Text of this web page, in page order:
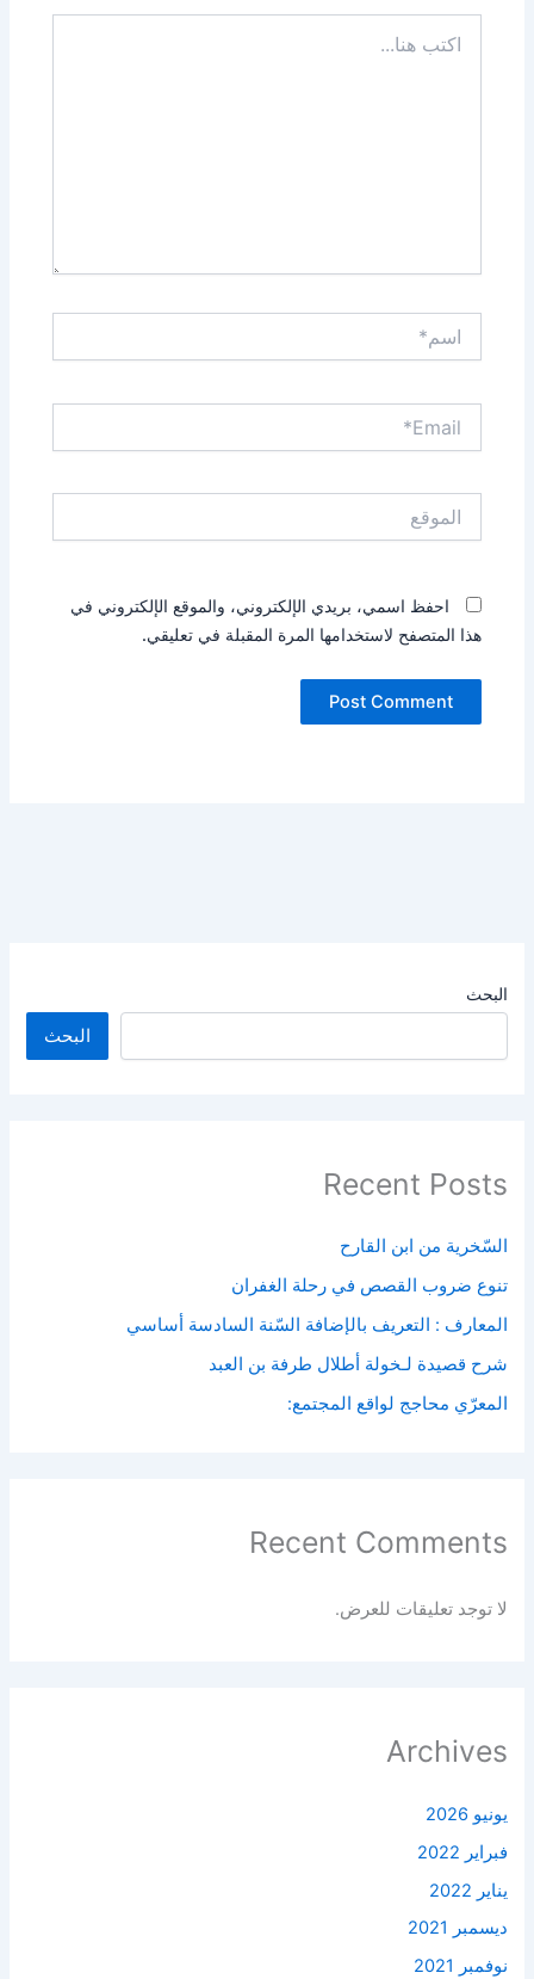
البحث
البحث
Recent Posts
السّخرية من ابن القارح
تنوع ضروب القصص في رحلة الغفران
المعارف : التعريف بالإضافة السّنة السادسة أساسي
شرح قصيدة لـخولة أطلال طرفة بن العبد
المعرّي محاجج لواقع المجتمع:
Recent Comments
لا توجد تعليقات للعرض.
Archives
يونيو 2026
فبراير 2022
يناير 2022
ديسمبر 2021
نوفمبر 2021
هنا...
احفظ اسمي، بريدي الإلكتروني، والموقع الإلكتروني في
هذا المتصفح لاستخدامها المرة المقبلة في تعليقي.